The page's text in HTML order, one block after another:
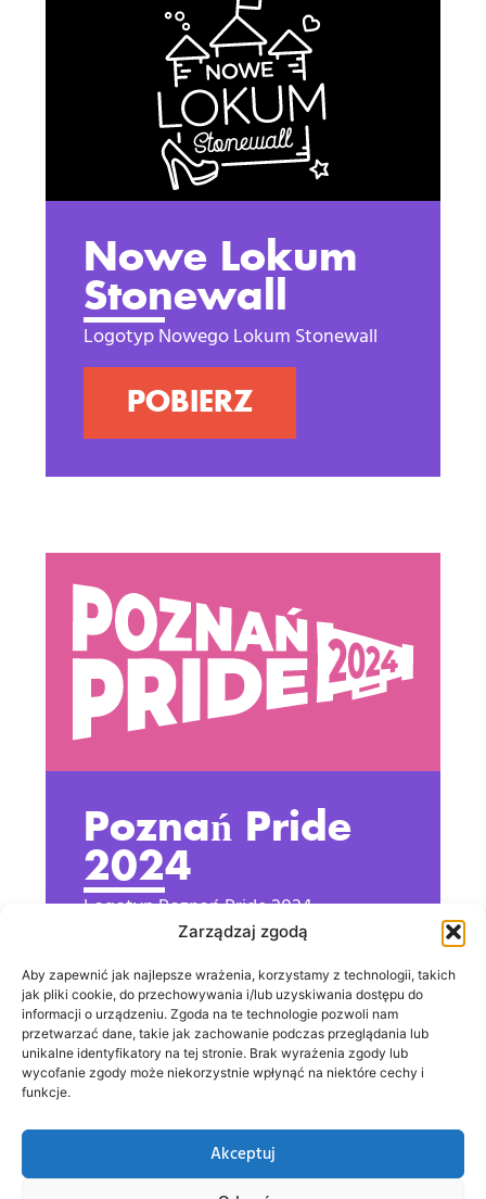
Zarządzaj zgodą
Aby zapewnić jak najlepsze wrażenia, korzystamy z technologii, takich
jak pliki cookie, do przechowywania i/lub uzyskiwania dostępu do
informacji o urządzeniu. Zgoda na te technologie pozwoli nam
przetwarzać dane, takie jak zachowanie podczas przeglądania lub
unikalne identyfikatory na tej stronie. Brak wyrażenia zgody lub
wycofanie zgody może niekorzystnie wpłynąć na niektóre cechy i
funkcje.
Akceptuj
Nowe Lokum
Stonewall
Logotyp Nowego Lokum Stonewall
POBIERZ
Poznań Pride
2024
Logotyp Poznań Pride 2024
POBIERZ